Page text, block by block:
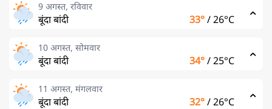
9 अगस्त, रविवार
बूंदा बांदी 33°/26°C
10 अगस्त, सोमवार
बूंदा बांदी 34°/25°C
11 अगस्त, मंगलवार
बूंदा बांदी 32°/26°C